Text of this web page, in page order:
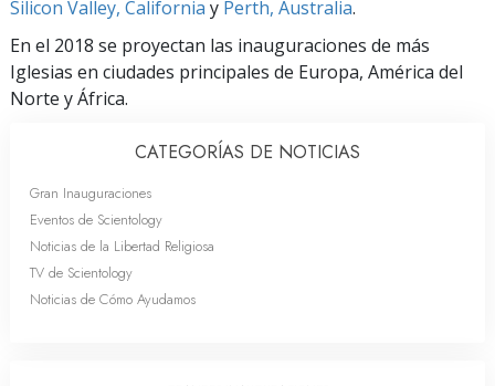
Silicon Valley, California y Perth, Australia.
En el 2018 se proyectan las inauguraciones de más
Iglesias en ciudades principales de Europa, América del
Norte y África.
CATEGORÍAS DE NOTICIAS
Gran Inauguraciones
Eventos de Scientology
Noticias de la Libertad Religiosa
TV de Scientology
Noticias de Cómo Ayudamos